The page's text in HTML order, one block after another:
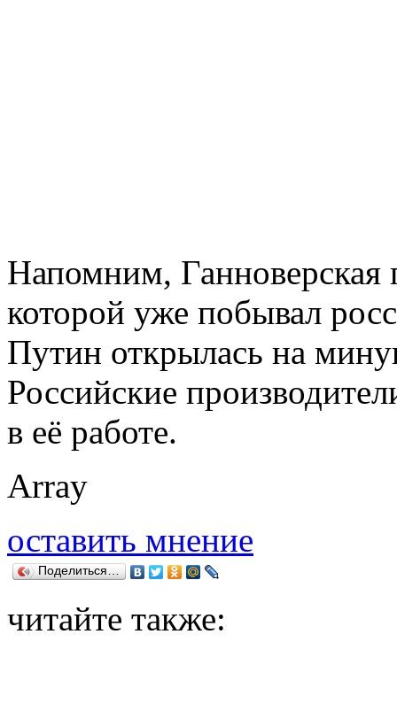
Напомним,
которой уже побывал
Путин открылась на
Российские
в её работе.
Array
оставить мнение
Поделиться…
читайте также: